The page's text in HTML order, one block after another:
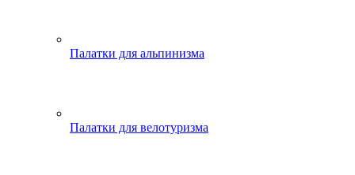
Палатки для альпинизма
Палатки для велотуризма